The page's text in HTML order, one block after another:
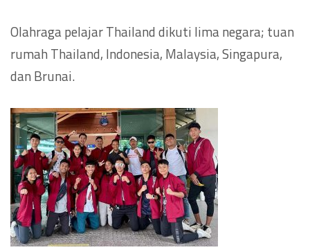
Olahraga pelajar Thailand dikuti lima negara; tuan
rumah Thailand, Indonesia, Malaysia, Singapura,
dan Brunai.